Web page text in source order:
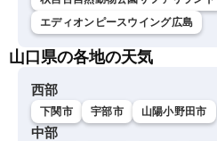
エディオンピースウイング広島
山口県の各地の天気
西部
下関市 宇部市 山陽小野田市
中部